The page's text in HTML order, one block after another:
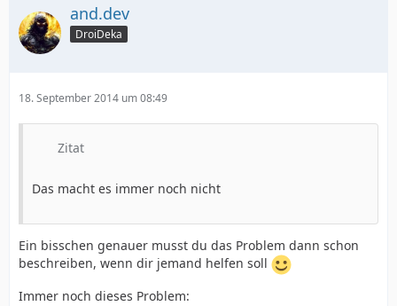
and.dev
DroiDeka
18. September 2014 um 08:49
Zitat
Das macht es immer noch nicht
Ein bisschen genauer musst du das Problem dann schon
beschreiben, wenn dir jemand helfen soll
Immer noch dieses Problem: